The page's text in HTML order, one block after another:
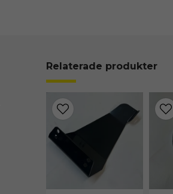
Relaterade produkter